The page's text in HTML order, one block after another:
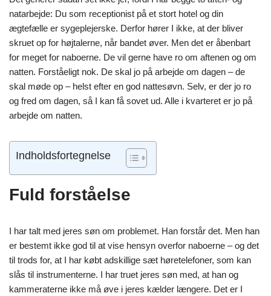
natarbejde: Du som receptionist på et stort hotel og din
ægtefælle er sygeplejerske. Derfor hører I ikke, at der bliver
skruet op for højtalerne, når bandet øver. Men det er åbenbart
for meget for naboerne. De vil gerne have ro om aftenen og om
natten. Forståeligt nok. De skal jo på arbejde om dagen – de
skal møde op – helst efter en god nattesøvn. Selv, er der jo ro
og fred om dagen, så I kan få sovet ud. Alle i kvarteret er jo på
arbejde om natten.
Indholdsfortegnelse
Fuld forståelse
I har talt med jeres søn om problemet. Han forstår det. Men han
er bestemt ikke god til at vise hensyn overfor naboerne – og det
til trods for, at I har købt adskillige sæt høretelefoner, som kan
slås til instrumenterne. I har truet jeres søn med, at han og
kammeraterne ikke må øve i jeres kælder længere. Det er I